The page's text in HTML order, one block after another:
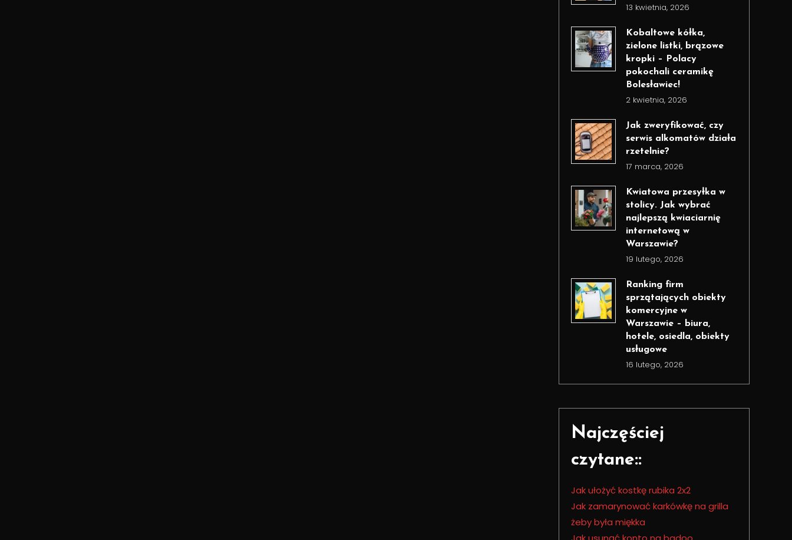
13 kwietnia, 2026
Kobaltowe kółka,
zielone listki, brązowe
kropki – Polacy
pokochali ceramikę
Bolesławiec!
2 kwietnia, 2026
Jak zweryfikować, czy
serwis alkomatów działa
rzetelnie?
17 marca, 2026
Kwiatowa przesyłka w
stolicy. Jak wybrać
najlepszą kwiaciarnię
internetową w
Warszawie?
19 lutego, 2026
Ranking firm
sprzątających obiekty
komercyjne w
Warszawie – biura,
hotele, osiedla, obiekty
usługowe
16 lutego, 2026
Najczęściej
czytane::
Jak ułożyć kostkę rubika 2x2
Jak zamarynować karkówkę na grilla
żeby była miękka